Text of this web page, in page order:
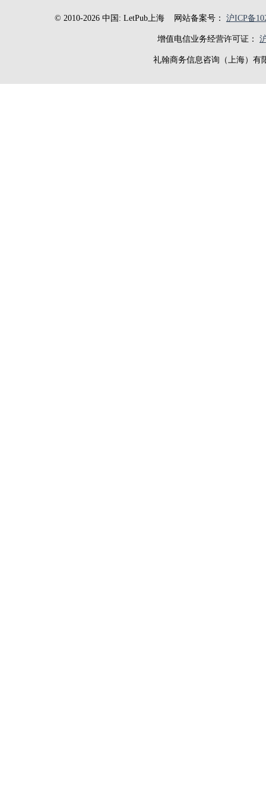
© 2010-2026 中国: LetPub上海网站备案号： 沪ICP备
增值电信业务经营许可证：
礼翰商务信息咨询（上海）